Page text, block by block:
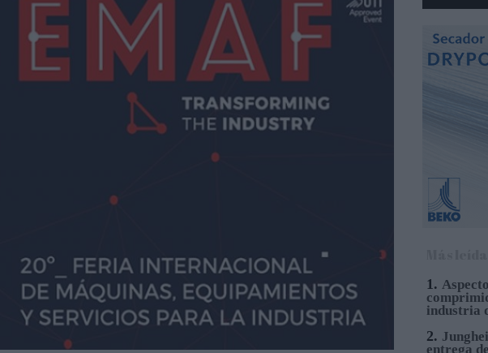
nuevas oportunidades de negocio con grandes
de negocio en la 10ª edición de AdditƐD
de la depuradora de Cajamarca en Perú
de una veintena de países de los cinco continentes
para reducir averías y costes
de 6 ejes Motoman GP215L
Nils Blanchard para acelerar el crecimiento sostenible en
multiplicar inventario, urgencias ni costes ocultos
digital de pH/ORP de alta presión y alta temperatura
1.
industria
2.
entrega